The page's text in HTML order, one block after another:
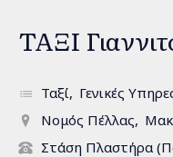
ΤΑΞΙ
Ταξί Γενικές
Νομός Πέλλας
Στάση Πλαστήρα